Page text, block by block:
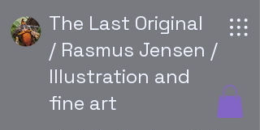
The Last Original
/ Rasmus Jensen /
Illustration and
fine art